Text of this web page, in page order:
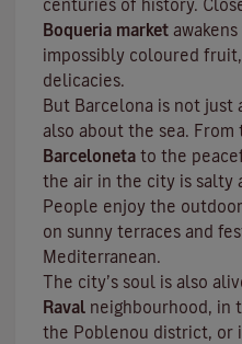
centuries of history.
Boqueria market
impossibly coloured
delicacies.
But Barcelona is not just
also about the sea. From
Barceloneta to the
the air in the city is salty
People enjoy the
on sunny terraces and
Mediterranean.
The city’s soul is also
Raval neighbourhood, in
the Poblenou district, or